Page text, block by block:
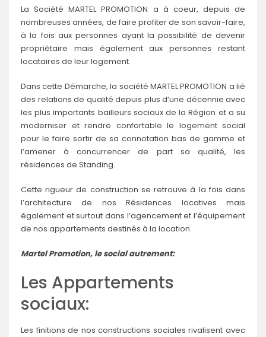
La Société MARTEL PROMOTION a à coeur, depuis de
nombreuses années, de faire profiter de son savoir-faire,
à la fois aux personnes ayant la possibilité de devenir
propriétaire mais également aux personnes restant
locataires de leur logement.
Dans cette Démarche, la société MARTEL PROMOTION a lié
des relations de qualité depuis plus d’une décennie avec
les plus importants bailleurs sociaux de la Région et a su
moderniser et rendre confortable le logement social
pour le faire sortir de sa connotation bas de gamme et
l’amener à concurrencer de part sa qualité, les
résidences de Standing.
Cette rigueur de construction se retrouve à la fois dans
l’architecture de nos Résidences locatives mais
également et surtout dans l’agencement et l’équipement
de nos appartements destinés à la location.
Martel Promotion, le social autrement:
Les Appartements
sociaux:
Les finitions de nos constructions sociales rivalisent avec